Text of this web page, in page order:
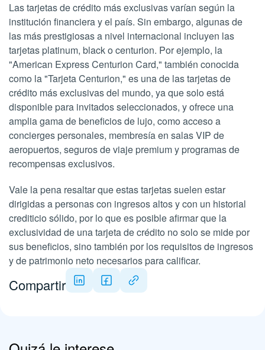
Las tarjetas de crédito más exclusivas varían según la
institución financiera y el país. Sin embargo, algunas de
las más prestigiosas a nivel internacional incluyen las
tarjetas platinum, black o centurion. Por ejemplo, la
"American Express Centurion Card," también conocida
como la "Tarjeta Centurion," es una de las tarjetas de
crédito más exclusivas del mundo, ya que solo está
disponible para invitados seleccionados, y ofrece una
amplia gama de beneficios de lujo, como acceso a
concierges personales, membresía en salas VIP de
aeropuertos, seguros de viaje premium y programas de
recompensas exclusivos.
Vale la pena resaltar que estas tarjetas suelen estar
dirigidas a personas con ingresos altos y con un historial
crediticio sólido, por lo que es posible afirmar que la
exclusividad de una tarjeta de crédito no solo se mide por
sus beneficios, sino también por los requisitos de ingresos
y de patrimonio neto necesarios para calificar.
Compartir